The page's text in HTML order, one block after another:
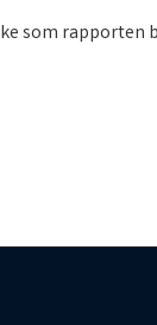
som rapporten